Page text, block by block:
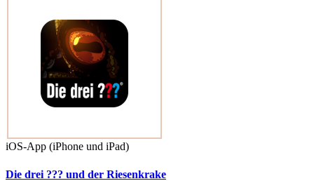
iOS-App (iPhone und iPad)
Die drei ??? und der Riesenkrake